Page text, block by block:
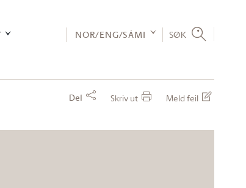
NOR/ENG/SÁMI SØK
Del Skriv ut Meld feil